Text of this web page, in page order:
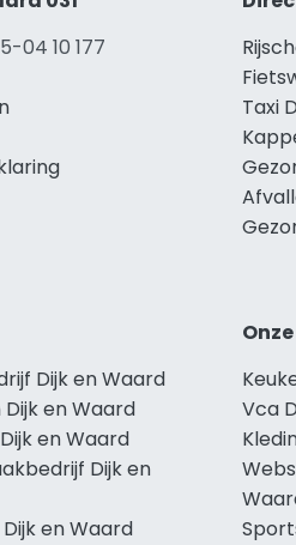
04 10 177
Taxi
Dijk en Waard
en Waard
en Waard
Dijk en
en Waard
Vca